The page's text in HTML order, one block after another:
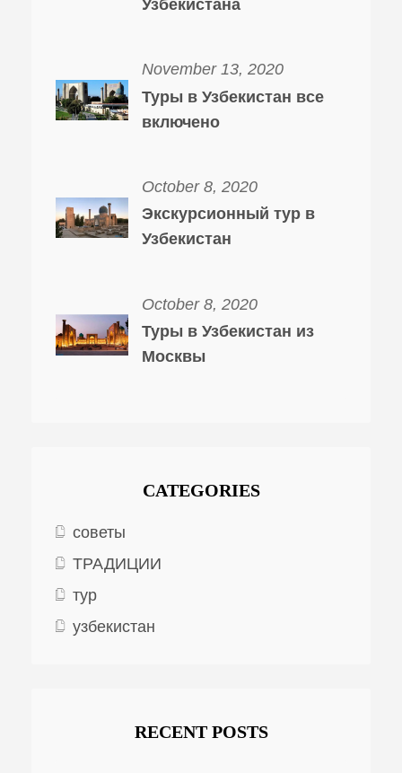
Узбекистана
November 13, 2020
Туры в Узбекистан все
включено
October 8, 2020
Экскурсионный тур в
Узбекистан
October 8, 2020
Туры в Узбекистан из
Москвы
CATEGORIES
советы
ТРАДИЦИИ
тур
узбекистан
RECENT POSTS